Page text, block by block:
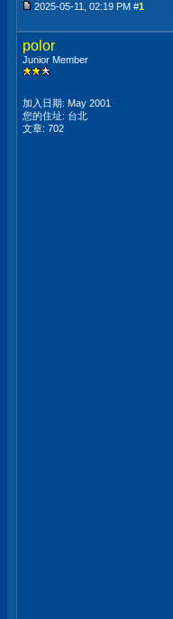
2025-05-11, 02:19 PM #1
polor
Junior Member
加入日期: May 2001
您的住址: 台北
文章: 702